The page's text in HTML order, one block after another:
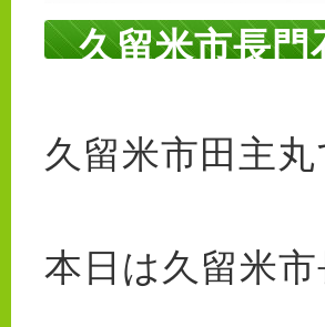
久留米市長
久留米市田主
本日は久留米